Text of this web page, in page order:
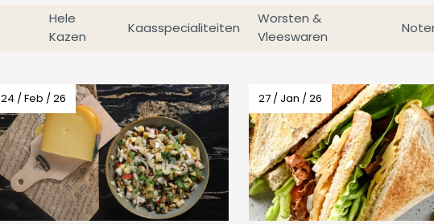
Hele
Kazen
Kaasspecialiteiten
Worsten &
Vleeswaren
24 / Feb / 26 27 / Jan / 26